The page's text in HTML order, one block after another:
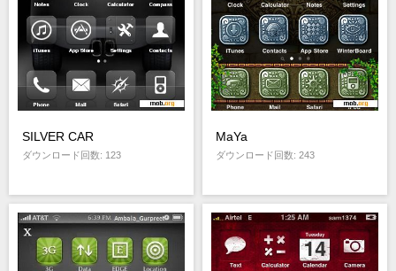
SILVER CAR
ダウンロード回数: 123
MaYa
ダウンロード回数: 243